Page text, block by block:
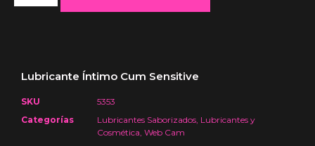
Lubricante Íntimo Cum Sensitive
SKU
5353
Categorías
Lubricantes Saborizados Lubricantes y
Cosmética Web Cam